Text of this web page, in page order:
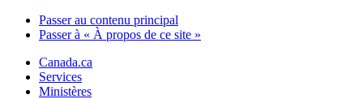
Passer au contenu principal
Passer à « À propos de ce site »
Canada.ca
Services
Ministères